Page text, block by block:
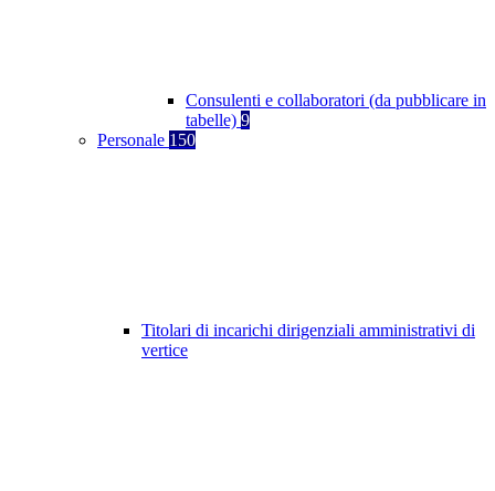
Consulenti e collaboratori (da pubblicare in
tabelle) 9
Personale 150
Titolari di incarichi dirigenziali amministrativi di
vertice